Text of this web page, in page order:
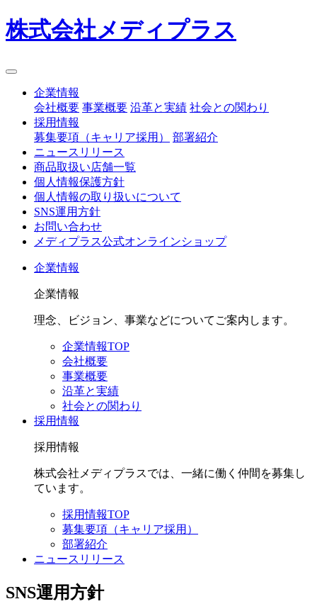
株式会社メディプラス
企業情報
会社概要 事業概要 沿革と実績 社会との関わり
採用情報
募集要項（キャリア採用）
部署紹介
ニュースリリース
商品取扱い店舗一覧
個人情報保護方針
個人情報の取り扱いについて
SNS運用方針
お問い合わせ
メディプラス公式オンラインショップ
企業情報
企業情報
理念、ビジョン、事業などについてご案内します。
企業情報TOP
会社概要
事業概要
沿革と実績
社会との関わり
採用情報
採用情報
株式会社メディプラスでは、一緒に働く仲間を募集し
ています。
採用情報TOP
募集要項（キャリア採用）
部署紹介
ニュースリリース
SNS運用方針